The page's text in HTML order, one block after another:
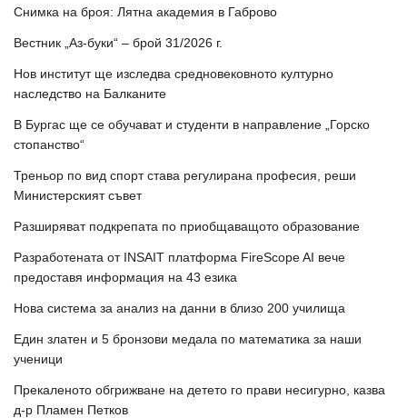
Снимка на броя: Лятна академия в Габрово
Вестник „Аз-буки“ – брой 31/2026 г.
Нов институт ще изследва средновековното културно
наследство на Балканите
В Бургас ще се обучават и студенти в направление „Горско
стопанство“
Треньор по вид спорт става регулирана професия, реши
Министерският съвет
Разширяват подкрепата по приобщаващото образование
Разработената от INSAIT платформа FireScope AI вече
предоставя информация на 43 езика
Нова система за анализ на данни в близо 200 училища
Един златен и 5 бронзови медала по математика за наши
ученици
Прекаленото обгрижване на детето го прави несигурно, казва
д-р Пламен Петков